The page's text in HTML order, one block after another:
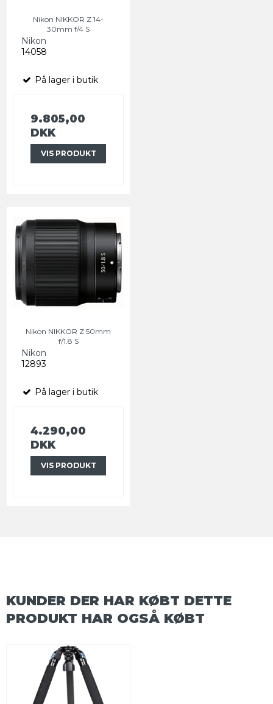
Nikon NIKKOR Z 14-
30mm f/4 S
Nikon
14058
På lager i butik
9.805,00
DKK
VIS PRODUKT
Nikon NIKKOR Z 50mm
f/1.8 S
Nikon
12893
På lager i butik
4.290,00
DKK
VIS PRODUKT
KUNDER DER HAR KØBT DETTE
PRODUKT HAR OGSÅ KØBT